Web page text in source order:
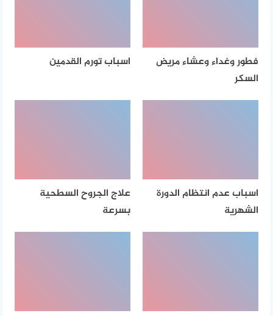
فطور وغداء وعشاء مريض
السكر
اسباب تورم القدمين
اسباب عدم انتظام الدورة
الشهرية
علاج الجروح السطحية
بسرعة